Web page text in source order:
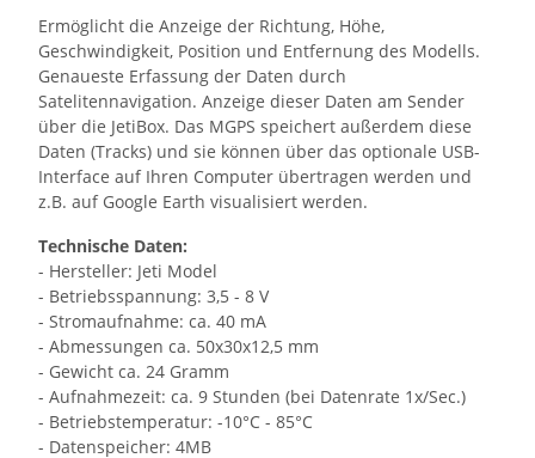
Ermöglicht die Anzeige der Richtung, Höhe,
Geschwindigkeit, Position und Entfernung des Modells.
Genaueste Erfassung der Daten durch
Satelitennavigation. Anzeige dieser Daten am Sender
über die JetiBox. Das MGPS speichert außerdem diese
Daten (Tracks) und sie können über das optionale USB-
Interface auf Ihren Computer übertragen werden und
z.B. auf Google Earth visualisiert werden.
Technische Daten:
- Hersteller: Jeti Model
- Betriebsspannung: 3,5 - 8 V
- Stromaufnahme: ca. 40 mA
- Abmessungen ca. 50x30x12,5 mm
- Gewicht ca. 24 Gramm
- Aufnahmezeit: ca. 9 Stunden (bei Datenrate 1x/Sec.)
- Betriebstemperatur: -10°C - 85°C
- Datenspeicher: 4MB